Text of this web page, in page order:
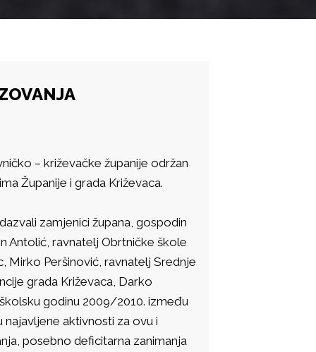
– križevačke županije održan
Županije i grada Križevaca.
zamjenici župana, gospodin
Antolić, ravnatelj Obrtničke škole
Mirko Peršinović, ravnatelj Srednje
grada Križevaca, Darko
godinu 2009/2010. između
najavljene aktivnosti za ovu i
posebno deficitarna zanimanja